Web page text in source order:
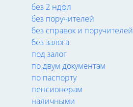
без 2 ндфл
без поручителей
без справок и поручителей
без залога
под залог
по двум документам
по паспорту
пенсионерам
наличными